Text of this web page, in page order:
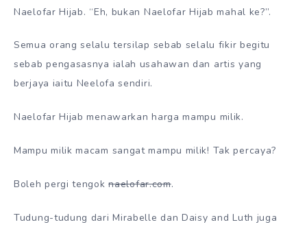
Naelofar Hijab. “Eh, bukan Naelofar Hijab mahal ke?”.
Semua orang selalu tersilap sebab selalu fikir begitu
sebab pengasasnya ialah usahawan dan artis yang
berjaya iaitu Neelofa sendiri.
Naelofar Hijab menawarkan harga mampu milik.
Mampu milik macam sangat mampu milik! Tak percaya?
Boleh pergi tengoknaelofar.com.
Tudung-tudung dari Mirabelle dan Daisy and Luth juga